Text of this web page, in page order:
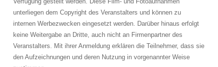
unterliegen dem Copyright des Veranstalters und können zu
internen Werbezwecken eingesetzt werden. Darüber hinaus erfolgt
keine Weitergabe an Dritte, auch nicht an Firmenpartner des
Veranstalters. Mit ihrer Anmeldung erklären die Teilnehmer, dass sie
den Aufzeichnungen und deren Nutzung in vorgenannter Weise